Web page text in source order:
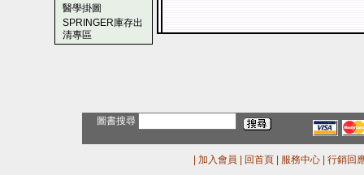
醫學掛圖
SPRINGER庫存出
清專區
圖書搜尋
加入會員 回首頁 服務中心
行銷回